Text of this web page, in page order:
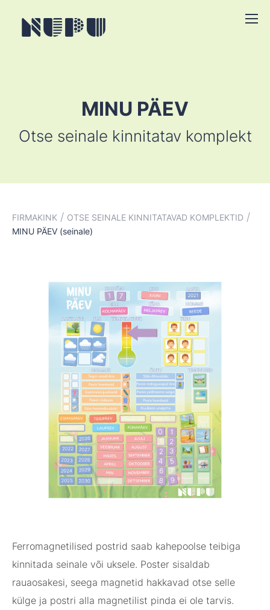
MINU PÄEV
Otse seinale kinnitatav komplekt
FIRMAKINK / OTSE SEINALE KINNITATAVAD KOMPLEKTID /
MINU PÄEV (seinale)
Ferromagnetilised postrid saab kahepoolse teibiga
kinnitada seinale või uksele. Poster sisaldab
rauaosakesi, seega magnetid hakkavad otse selle
külge ja postri alla magnetilist pinda ei ole tarvis.